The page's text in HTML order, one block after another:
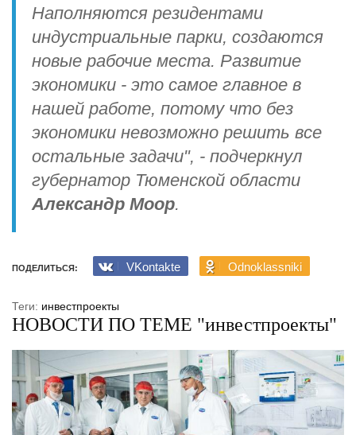
Наполняются резидентами
индустриальные парки, создаются
новые рабочие места. Развитие
экономики - это самое главное в
нашей работе, потому что без
экономики невозможно решить все
остальные задачи", - подчеркнул
губернатор Тюменской области
Александр Моор.
ПОДЕЛИТЬСЯ: VKontakte Odnoklassniki
Теги: инвестпроекты
НОВОСТИ ПО ТЕМЕ "инвестпроекты"